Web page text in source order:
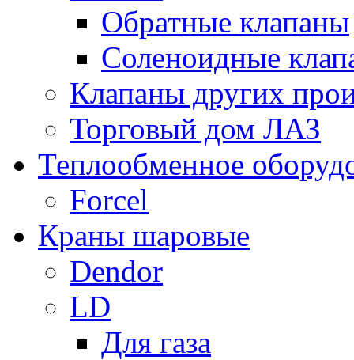
Обратные клапаны
Соленоидные
Клапаны других
Торговый дом ЛАЗ
Теплообменное
Forcel
Краны шаровые
Dendor
LD
Для газа